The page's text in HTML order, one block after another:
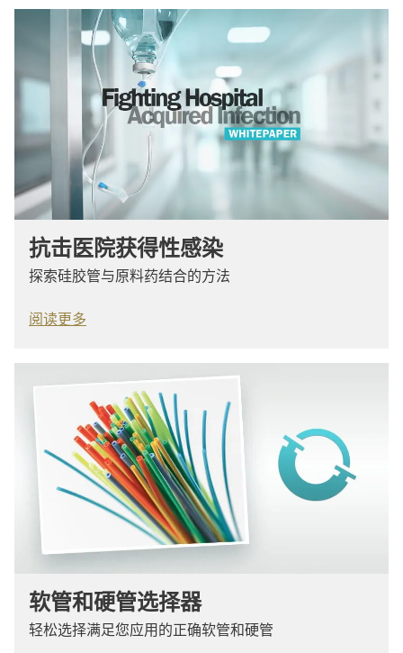
抗击医院获得性感染
探索硅胶管与原料药结合的方法
阅读更多
软管和硬管选择器
轻松选择满足您应用的正确软管和硬管